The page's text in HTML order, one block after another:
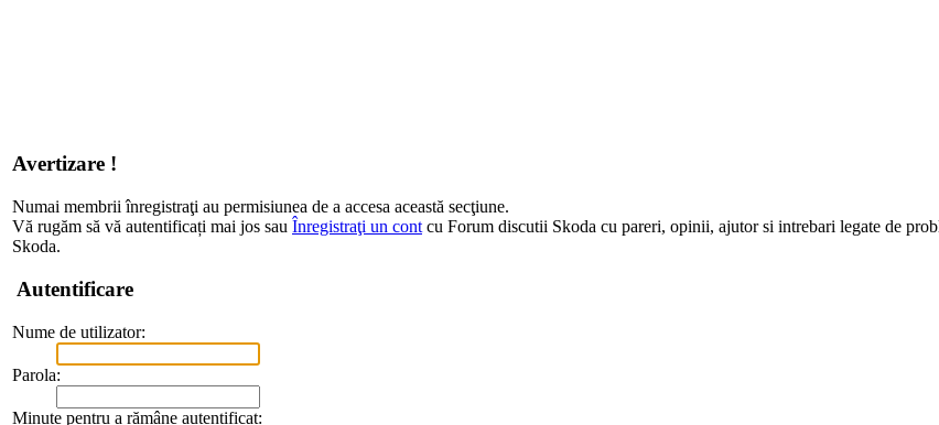
Avertizare !
Numai membrii înregistraţi au permisiunea de a accesa această secţiune.
Vă rugăm să vă autentificați mai jos sau Înregistraţi un cont cu Forum discutii Skoda cu pareri, opinii, ajutor si intrebari legate de
Skoda.
Autentificare
Nume de utilizator:
Parola:
Minute pentru a rămâne autentificat: